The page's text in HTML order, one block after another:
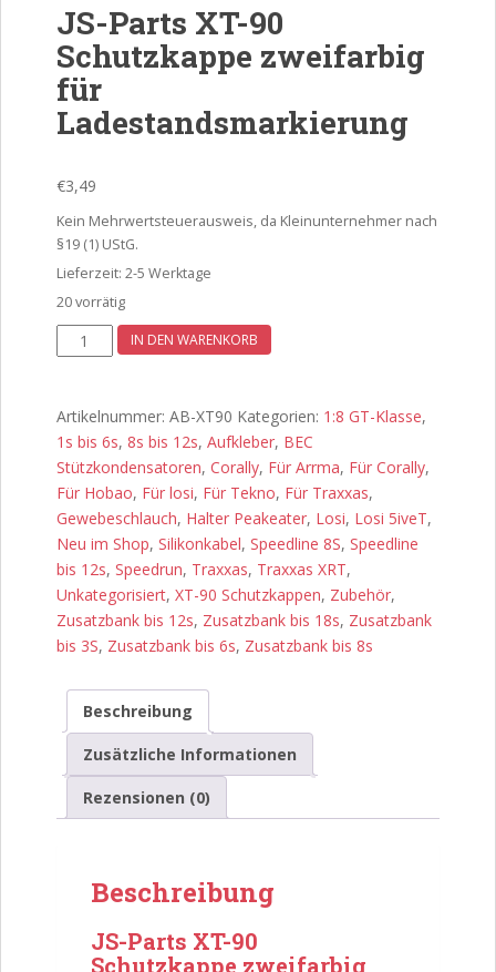
JS-Parts XT-90
Schutzkappe zweifarbig
für
Ladestandsmarkierung
€3,49
Kein Mehrwertsteuerausweis, da Kleinunternehmer nach
§19 (1) UStG.
Lieferzeit: 2-5 Werktage
20 vorrätig
Parts
90
Schutzkappe
zweifarbig
für
Ladestandsmarkierung
Menge
IN DEN WARENKORB
Artikelnummer: AB-XT90 Kategorien: 1:8 GT-Klasse,
1s bis 6s, 8s bis 12s, Aufkleber, BEC
Stützkondensatoren, Corally, Für Arrma, Für Corally,
Für Hobao, Für losi, Für Tekno, Für Traxxas,
Gewebeschlauch, Halter Peakeater, Losi, Losi 5iveT,
Neu im Shop, Silikonkabel, Speedline 8S, Speedline
bis 12s, Speedrun, Traxxas, Traxxas XRT,
Unkategorisiert, XT-90 Schutzkappen, Zubehör,
Zusatzbank bis 12s, Zusatzbank bis 18s, Zusatzbank
bis 3S, Zusatzbank bis 6s, Zusatzbank bis 8s
Beschreibung
Zusätzliche Informationen
Rezensionen (0)
Beschreibung
JS-Parts XT-90
Schutzkappe zweifarbig